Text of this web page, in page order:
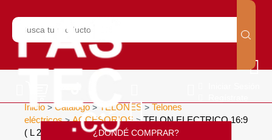
¿DONDÉ COMPRAR?
Inicio > Catálogo > TELONES > Telones
eléctricos>ACCESORIOS>TELON ELECTRICO 16:9
( L 2,21 MT) X (A 1,24 MT)>